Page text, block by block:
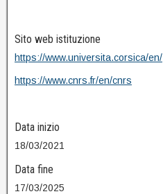
Sito web istituzione
https://www.universita.corsica/en/
https://www.cnrs.fr/en/cnrs
Data inizio
18/03/2021
Data fine
17/03/2025